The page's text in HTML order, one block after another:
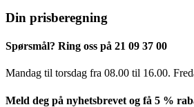
Din prisberegning
Spørsmål? Ring oss på 21 09 37 00
Mandag til torsdag ​​fra 08.00 til 16.00.
Meld deg på nyhetsbrevet og få 5 %